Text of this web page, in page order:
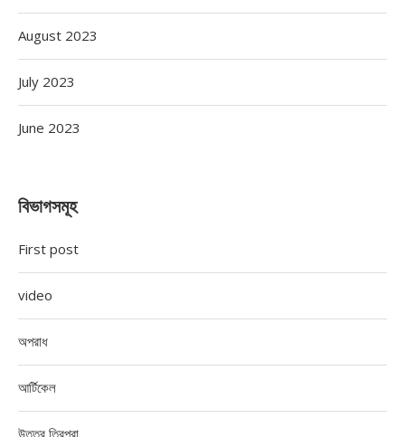
August 2023
July 2023
June 2023
বিভাগসমূহ
First post
video
অপরাধ
আর্টিকেল
উত্তর ত্রিপুরা